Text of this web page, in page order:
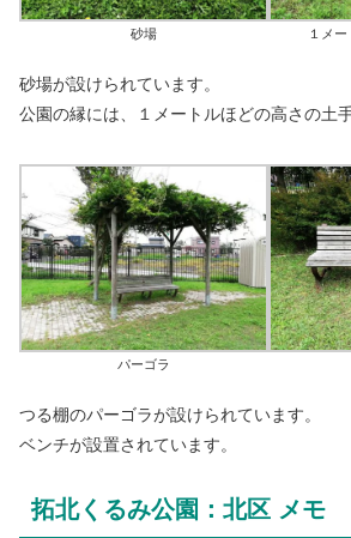
砂場 １メ
砂場が設けられています。
公園の縁には、１メートルほどの高さの土
パーゴラ
つる棚のパーゴラが設けられています。
ベンチが設置されています。
拓北くるみ公園：北区 メモ